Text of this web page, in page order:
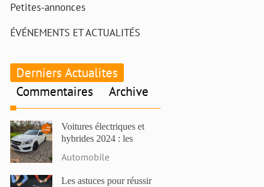
Petites-annonces
ÉVÉNEMENTS ET ACTUALITÉS
Derniers Actualites
Commentaires
Archive
Voitures électriques et
hybrides 2024 : les
et les dernières
Automobile
Les astuces pour réussir